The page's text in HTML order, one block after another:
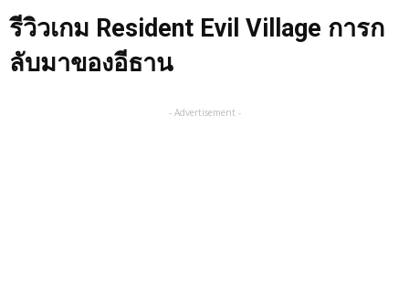
รีวิวเกม Resident Evil Village การก
ลับมาของอีธาน
- Advertisement -